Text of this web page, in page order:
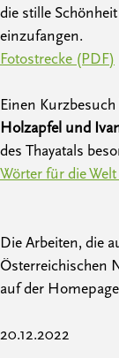
die stille
einzufangen.
Fotostrecke (PDF)
Einen
Holzapfel und
des Thayatals
Wörter für die
Die Arbeiten, die
Österreichischen
auf der
20.12.2022